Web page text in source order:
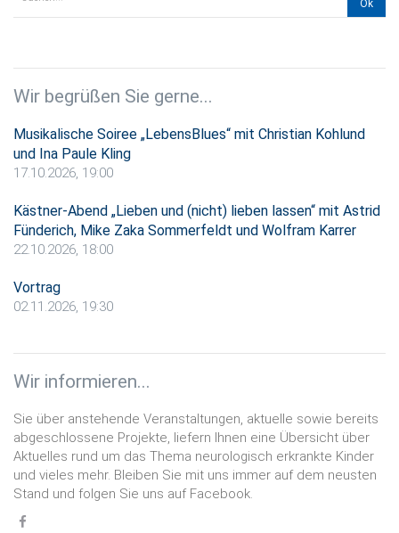
Wir begrüßen Sie gerne...
Musikalische Soiree „LebensBlues“ mit Christian Kohlund
und Ina Paule Kling
17.10.2026, 19:00
Kästner-Abend „Lieben und (nicht) lieben lassen“ mit Astrid
Fünderich, Mike Zaka Sommerfeldt und Wolfram Karrer
22.10.2026, 18:00
Vortrag
02.11.2026, 19:30
Wir informieren...
Sie über anstehende Veranstaltungen, aktuelle sowie bereits
abgeschlossene Projekte, liefern Ihnen eine Übersicht über
Aktuelles rund um das Thema neurologisch erkrankte Kinder
und vieles mehr. Bleiben Sie mit uns immer auf dem neusten
Stand und folgen Sie uns auf Facebook.